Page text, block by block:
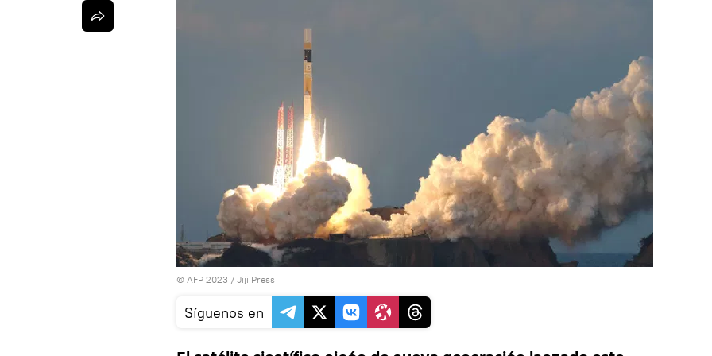
© AFP 2023 / Jiji Press
Síguenos en